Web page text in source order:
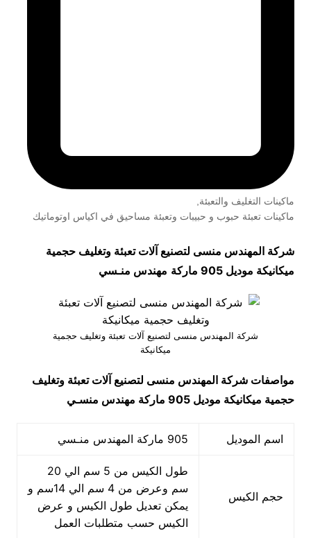
ماكينات التغليف والتعبئة,
ماكينات تعبئة حبوب و حبيبات وتعبئة مساحيق في اكياس اوتوماتيك
شركة المهندس منسى لتصنيع آلات تعبئة وتغليف حجمية
ميكانيكة موديل 905 ماركة
مهندس منـسي
شركة المهندس منسى لتصنيع آلات تعبئة وتغليف حجمية
ميكانيكة
مواصفات شركة المهندس منسى لتصنيع آلات تعبئة وتغليف
حجمية ميكانيكة موديل 905 ماركة مهندس منسـي
اسم الموديل 905 ماركة المهندس منـسي
حجم الكيس
طول الكيس من 5 سم الي 20
سم وعرض من 4 سم الي 14سم و
يمكن تعديل طول الكيس و عرض
الكيس حسب متطلبات العمل